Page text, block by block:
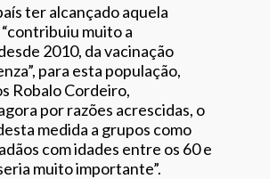
ter alcançado aquela
muito a
2010, da vacinação
para esta população,
Robalo Cordeiro,
por razões acrescidas, o
medida a grupos como
com idades entre os 60 e
muito importante”.